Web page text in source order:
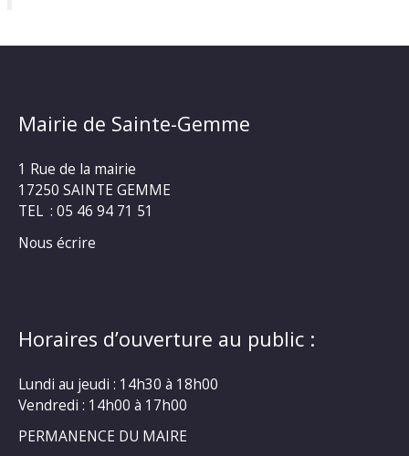
Mairie de Sainte-Gemme
1 Rue de la mairie
17250 SAINTE GEMME
TEL : 05 46 94 71 51
Nous écrire
Horaires d’ouverture au public :
Lundi au jeudi : 14h30 à 18h00
Vendredi : 14h00 à 17h00
PERMANENCE DU MAIRE